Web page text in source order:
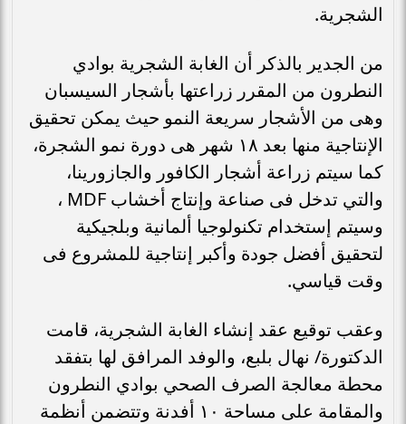
الشجرية.
من الجدير بالذكر أن الغابة الشجرية بوادي
النطرون من المقرر زراعتها بأشجار السيسبان
وهى من الأشجار سريعة النمو حيث يمكن تحقيق
الإنتاجية منها بعد ١٨ شهر هى دورة نمو الشجرة،
كما سيتم زراعة أشجار الكافور والجازورينا،
والتي تدخل فى صناعة وإنتاج أخشاب MDF ،
وسيتم إستخدام تكنولوجيا ألمانية وبلجيكية
لتحقيق أفضل جودة وأكبر إنتاجية للمشروع فى
وقت قياسي.
وعقب توقيع عقد إنشاء الغابة الشجرية، قامت
الدكتورة/ نهال بلبع، والوفد المرافق لها بتفقد
محطة معالجة الصرف الصحي بوادي النطرون
والمقامة على مساحة ١٠ أفدنة وتتضمن أنظمة